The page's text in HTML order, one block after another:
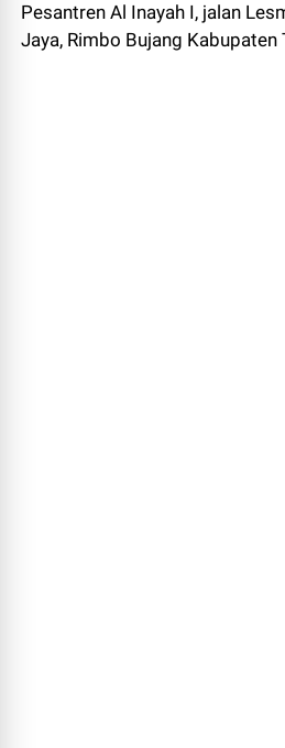
Pesantren Al Inayah I, jalan
Jaya, Rimbo Bujang Kabupaten